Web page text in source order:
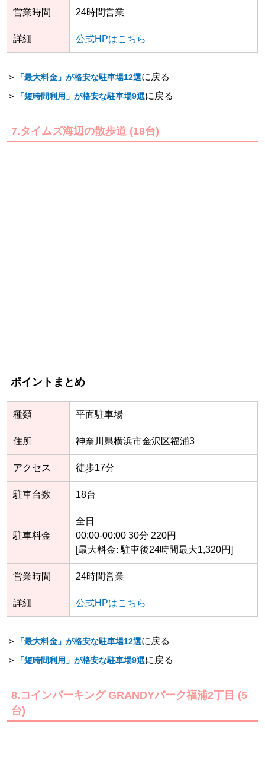
営業時間 24時間営業
詳細 公式HPはこちら
＞ 「最大料金」が格安な駐車場12選に戻る
＞
「短時間利用」が格安な駐車場9選に戻る
7.タイムズ海辺の散歩道 (18台)
ポイントまとめ
種類 平面駐車場
住所 神奈川県横浜市金沢区福浦3
アクセス 徒歩17分
駐車台数 18台
駐車料金
全日
00:00-00:00 30分 220円
[最大料金: 駐車後24時間最大1,320円]
営業時間 24時間営業
詳細 公式HPはこちら
＞ 「最大料金」が格安な駐車場12選に戻る
＞
「短時間利用」が格安な駐車場9選に戻る
8.コインパーキング GRANDYパーク福浦2丁目 (5
台)